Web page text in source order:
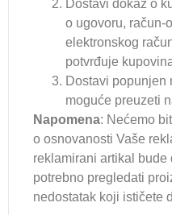
Dostavi dokaz o
o ugovoru, račun-
elektronskog
potvrđuje
Dostavi popunjen
moguće preuzeti
Napomena: Nećemo
o osnovanosti Vaše
reklamirani artikal bude
potrebno pregledati
nedostatak koji ističete